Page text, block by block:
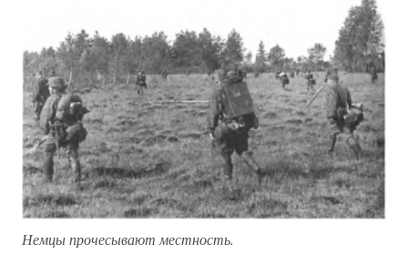
Немцы прочесывают местность.